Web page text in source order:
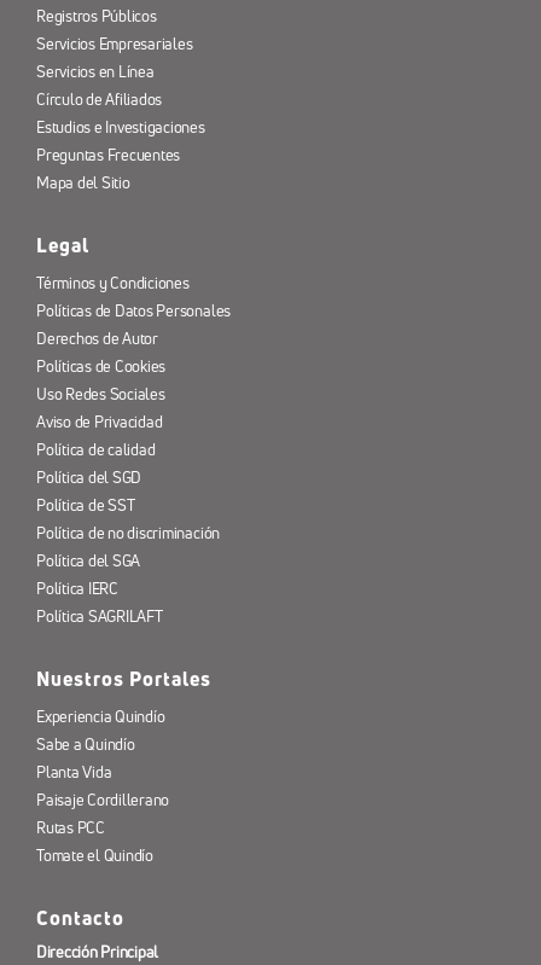
Registros Públicos
Servicios Empresariales
Servicios en Línea
Círculo de Afiliados
Estudios e Investigaciones
Preguntas Frecuentes
Mapa del Sitio
Legal
Términos y Condiciones
Políticas de Datos Personales
Derechos de Autor
Políticas de Cookies
Uso Redes Sociales
Aviso de Privacidad
Política de calidad
Política del SGD
Política de SST
Política de no discriminación
Política del SGA
Política IERC
Política SAGRILAFT
Nuestros Portales
Experiencia Quindío
Sabe a Quindío
Planta Vida
Paisaje Cordillerano
Rutas PCC
Tomate el Quindío
Contacto
Dirección Principal